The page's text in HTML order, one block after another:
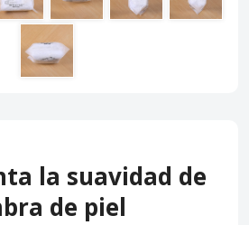
la suavidad de
de piel